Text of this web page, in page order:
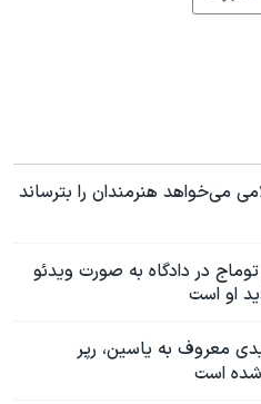
می‌خواهد هنرمندان را بترساند
در دادگاه به صورت ویدئو
او است
معروف به یاسین، رپر
شده است